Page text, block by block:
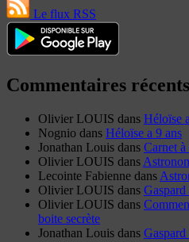
Le flux RSS
Commentaires récents
Olivier LOUIS dans Héloïse
Nognio dans Héloïse a 9 ans
Jonathan Louis dans Carnet à
Olivier LOUIS dans
Lecointe Fabienne dans
Olivier LOUIS dans Gaspard
Olivier LOUIS dans
boite secrète
Jonathan Louis dans Gaspard